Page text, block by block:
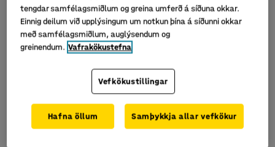
Sía Flokka
1 vörur
tengdar samfélagsmiðlum og greina umferð á síðuna okkar.
Einnig deilum við upplýsingum um notkun þína á síðunni okkar
með samfélagsmiðlum, auglýsendum og
greinendum. Vafrakökustefna
Vefkökustillingar
Hafna öllum Samþykkja allar vefkökur